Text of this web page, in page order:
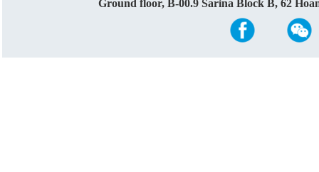
Ground floor, B-00.9 Sarina Block B, 62